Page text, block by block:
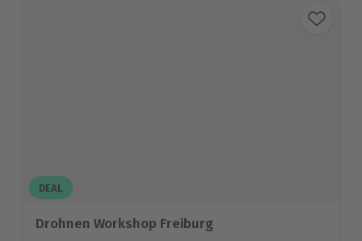
DEAL
Drohnen Workshop Freiburg